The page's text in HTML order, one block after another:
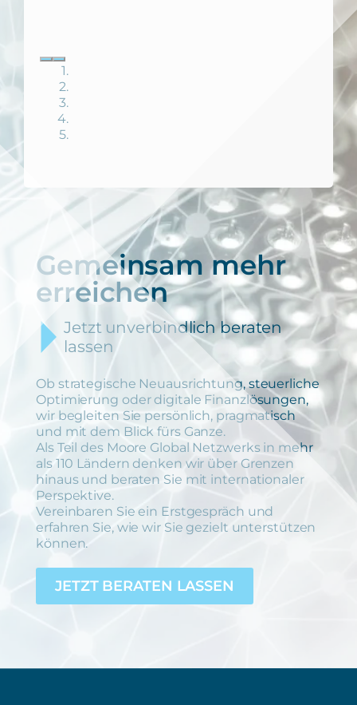
Gemeinsam mehr
erreichen
Jetzt unverbindlich beraten
lassen
Ob strategische Neuausrichtung, steuerliche
Optimierung oder digitale Finanzlösungen,
wir begleiten Sie persönlich, pragmatisch
und mit dem Blick fürs Ganze.
Als Teil des Moore Global Netzwerks in mehr
als 110 Ländern denken wir über Grenzen
hinaus und beraten Sie mit internationaler
Perspektive.
Vereinbaren Sie ein Erstgespräch und
erfahren Sie, wie wir Sie gezielt unterstützen
können.
JETZT BERATEN LASSEN